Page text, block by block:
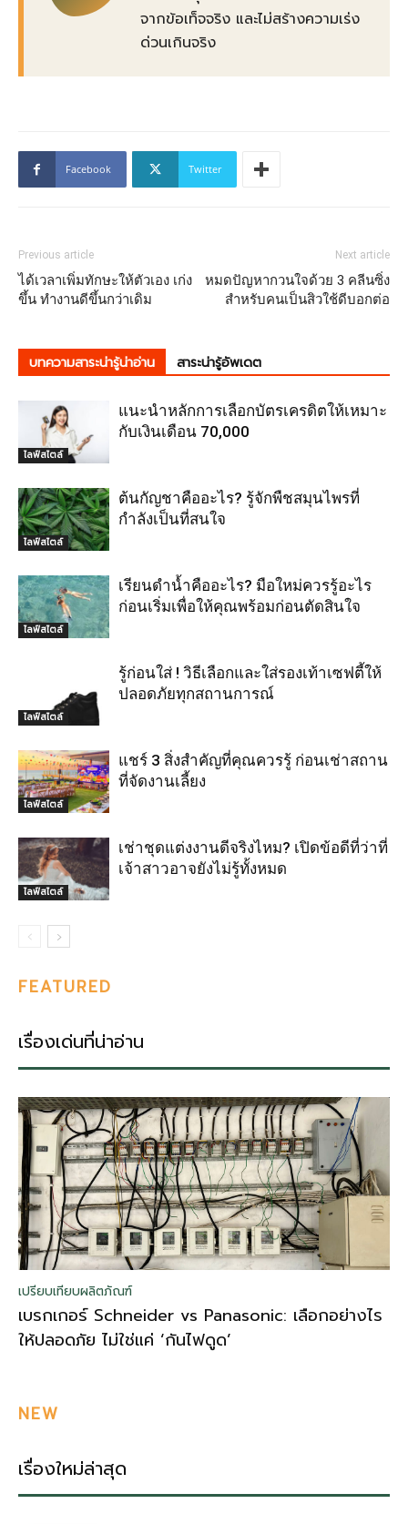
จากข้อเท็จจริง และไม่สร้างความเร่ง
ด่วนเกินจริง
Facebook Twitter
Previous article
ได้เวลาเพิ่มทักษะให้ตัวเอง เก่ง
ขึ้น ทำงานดีขึ้นกว่าเดิม
Next article
หมดปัญหากวนใจด้วย 3 คลีนซิ่ง
สําหรับคนเป็นสิวใช้ดีบอกต่อ
บทความสาระน่ารู้น่าอ่าน สาระน่ารู้อัพเดต
ไลฟ์สไตล์
แนะนำหลักการเลือกบัตรเครดิตให้เหมาะ
กับเงินเดือน 70,000
ไลฟ์สไตล์
ต้นกัญชาคืออะไร? รู้จักพืชสมุนไพรที่
กำลังเป็นที่สนใจ
ไลฟ์สไตล์
เรียนดำน้ำคืออะไร? มือใหม่ควรรู้อะไร
ก่อนเริ่มเพื่อให้คุณพร้อมก่อนตัดสินใจ
ไลฟ์สไตล์
รู้ก่อนใส่ ! วิธีเลือกและใส่รองเท้าเซฟตี้ให้
ปลอดภัยทุกสถานการณ์
ไลฟ์สไตล์
แชร์ 3 สิ่งสำคัญที่คุณควรรู้ ก่อนเช่าสถาน
ที่จัดงานเลี้ยง
ไลฟ์สไตล์
เช่าชุดแต่งงานดีจริงไหม? เปิดข้อดีที่ว่าที่
เจ้าสาวอาจยังไม่รู้ทั้งหมด
FEATURED
เรื่องเด่นที่น่าอ่าน
เปรียบเทียบผลิตภัณฑ์
เบรกเกอร์ Schneider vs Panasonic: เลือกอย่างไร
ให้ปลอดภัย ไม่ใช่แค่ ‘กันไฟดูด’
NEW
เรื่องใหม่ล่าสุด